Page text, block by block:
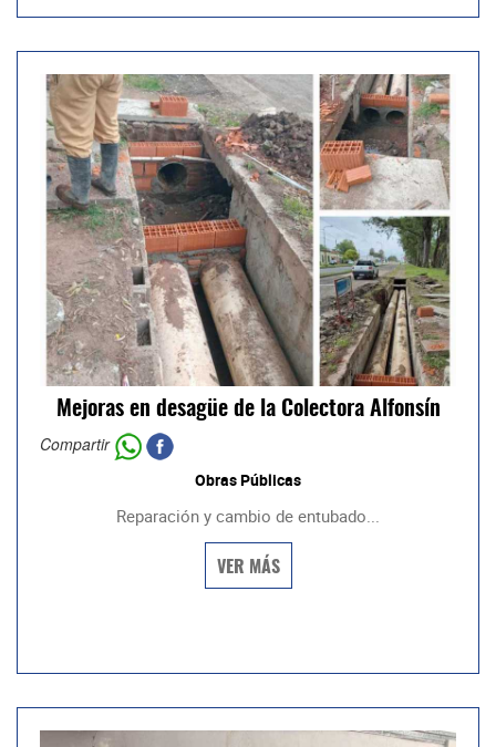
Mejoras en desagüe de la Colectora Alfonsín
Compartir
Obras Públicas
Reparación y cambio de entubado...
VER MÁS